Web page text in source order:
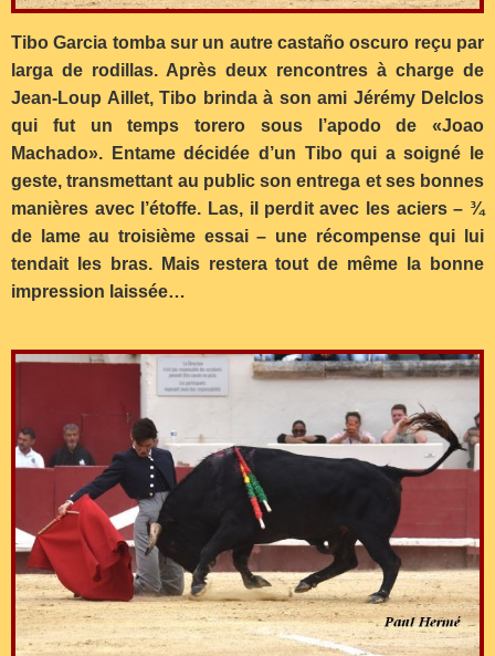
Tibo Garcia tomba sur un autre castaño oscuro reçu par
larga de rodillas. Après deux rencontres à charge de
Jean-Loup Aillet, Tibo brinda à son ami Jérémy Delclos
qui fut un temps torero sous l’apodo de «Joao
Machado». Entame décidée d’un Tibo qui a soigné le
geste, transmettant au public son entrega et ses bonnes
manières avec l’étoffe. Las, il perdit avec les aciers – ¾
de lame au troisième essai – une récompense qui lui
tendait les bras. Mais restera tout de même la bonne
impression laissée…